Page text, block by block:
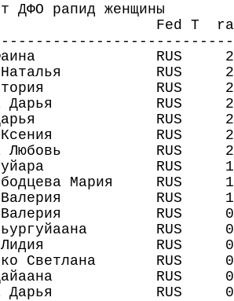
ДФО рапид женщины
Fed T
Фаина RUS
Наталья RUS
RUS
Дарья RUS
Дарья RUS
Ксения RUS
Любовь RUS
Туйара RUS
Мария RUS
Валерия RUS
Валерия RUS
Ньургуйаана RUS
Лидия RUS
Светлана RUS
Дайаана RUS
Дарья RUS